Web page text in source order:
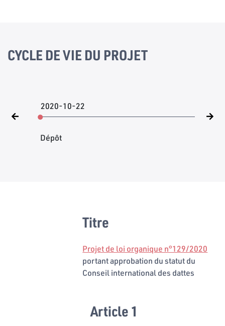
CYCLE DE VIE DU PROJET
2020-10-22
Dépôt
Titre
Projet de loi organique n°129/2020
portant approbation du statut du
Conseil international des dattes
Article 1